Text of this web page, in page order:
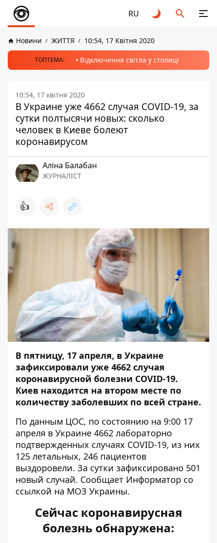
RU
Новини ЖИТТЯ 10:54, 17 Квітня 2020
ТОПТЕМА: Відключення світла у столиці
10:54, 17 квітня 2020
В Украине уже 4662 случая COVID-19, за
сутки полтысячи новых: сколько
человек в Киеве болеют
коронавирусом
Аліна Балабан
ЖУРНАЛІСТ
👍
В пятницу, 17 апреля, в Украине
зафиксировали уже 4662 случая
коронавирусной болезни COVID-19.
Киев находится на втором месте по
количеству заболевших по всей стране.
По данным ЦОС, по состоянию на 9:00 17
апреля в Украине 4662 лабораторно
подтвержденных случаях COVID-19, из них
125 летальных, 246 пациентов
выздоровели. За сутки зафиксировано 501
новый случай. Сообщает Информатор со
ссылкой на МОЗ Украины.
Сейчас коронавирусная
болезнь обнаружена: